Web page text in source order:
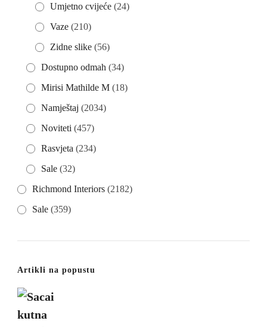
Umjetno cvijeće (24)
Vaze (210)
Zidne slike (56)
Dostupno odmah (34)
Mirisi Mathilde M (18)
Namještaj (2034)
Noviteti (457)
Rasvjeta (234)
Sale (32)
Richmond Interiors (2182)
Sale (359)
Artikli na popustu